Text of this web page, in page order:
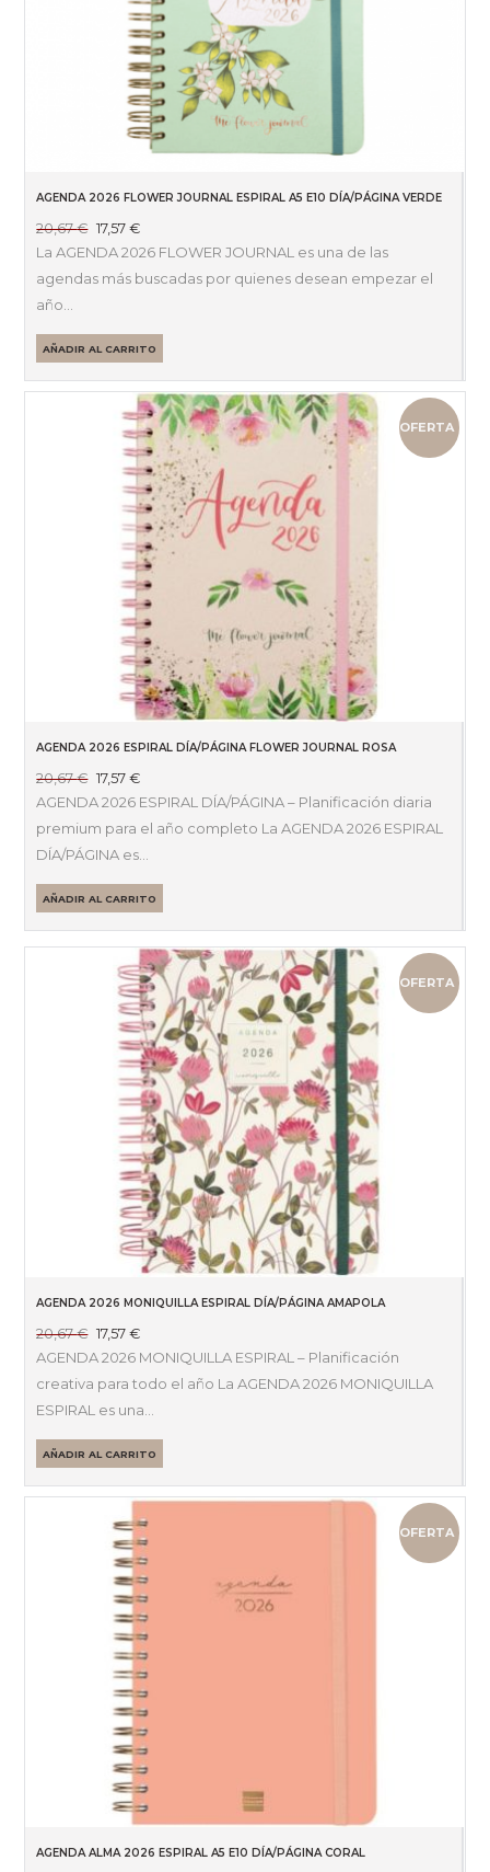
AGENDA 2026 FLOWER JOURNAL ESPIRAL A5 E10 DÍA/PÁGINA VERDE
20,67€ El
precio
era:
17,57€El
precio
es:
La AGENDA 2026 FLOWER JOURNAL es una de las
agendas más buscadas por quienes desean empezar el
año…
AÑADIR AL CARRITO
OFERTA
AGENDA 2026 ESPIRAL DÍA/PÁGINA FLOWER JOURNAL ROSA
20,67€ El
precio
era:
20,67 €.
17,57€El
precio
es:
17,57 €.
AGENDA 2026 ESPIRAL DÍA/PÁGINA – Planificación diaria
premium para el año completo La AGENDA 2026 ESPIRAL
DÍA/PÁGINA es…
AÑADIR AL CARRITO
OFERTA
AGENDA 2026 MONIQUILLA ESPIRAL DÍA/PÁGINA AMAPOLA
20,67€ El
precio
era:
20,67 €.
17,57€El
precio
es:
17,57 €.
AGENDA 2026 MONIQUILLA ESPIRAL – Planificación
creativa para todo el año La AGENDA 2026 MONIQUILLA
ESPIRAL es una…
AÑADIR AL CARRITO
OFERTA
AGENDA ALMA 2026 ESPIRAL A5 E10 DÍA/PÁGINA CORAL